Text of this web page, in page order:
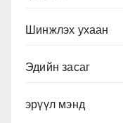
Шинжлэх ухаан
Эдийн засаг
эрүүл мэнд